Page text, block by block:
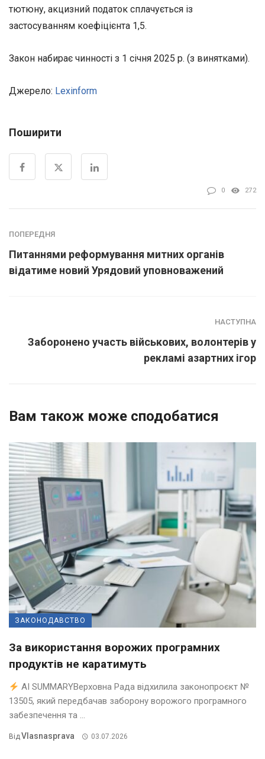
тютюну, акцизний податок сплачується із
застосуванням коефіцієнта 1,5.
Закон набирає чинності з 1 січня 2025 р. (з винятками).
Джерело: Lexinform
Поширити
0 272
ПОПЕРЕДНЯ
Питаннями реформування митних органів
відатиме новий Урядовий уповноважений
НАСТУПНА
Заборонено участь військових, волонтерів у
рекламі азартних ігор
Вам також може сподобатися
ЗАКОНОДАВСТВО
За використання ворожих програмних
продуктів не каратимуть
AI SUMMARYВерховна Рада відхилила законопроєкт №
13505, який передбачав заборону ворожого програмного
забезпечення та ...
ВідVlasnasprava 03.07.2026